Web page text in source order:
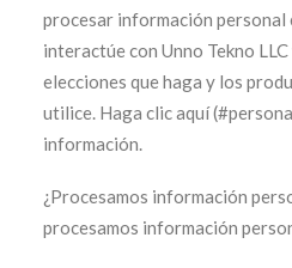
procesar información personal
interactúe con Unno Tekno
elecciones que haga y los
utilice. Haga clic aquí
información.
¿Procesamos información
procesamos información